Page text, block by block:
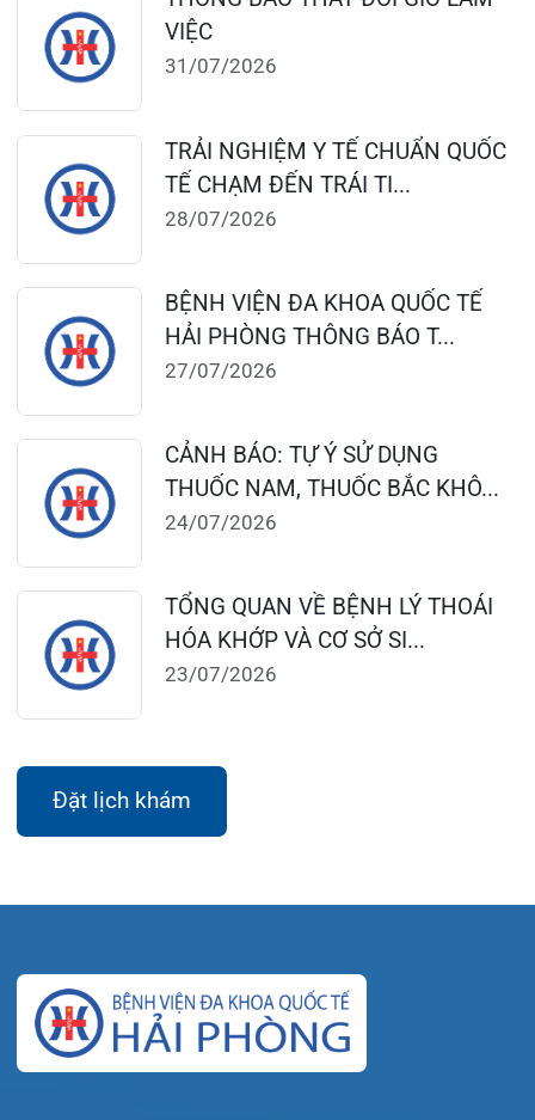
23/07/2026
Chân, Hải Phòng
0225-3955 888
0225-3951 115
dakhoaquocte.hih@gmail.com
Lịch làm việc:
Giờ làm việc mùa hè (01/4 – 31/10):
Giờ làm việc mùa đông (01/11 – 31/3)
Buổi sáng: 07h15’ – 11h45’
Buổi chiều: 13h30’ – 17h00’
Gọi Tổng đài 0225-3955 888